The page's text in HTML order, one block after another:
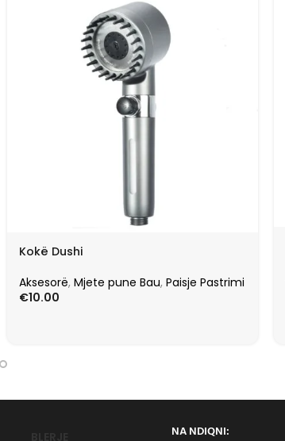
Kokë Dushi
Aksesorë, Mjete pune Bau, Paisje Pastrimi
€10.00
NA NDIQNI: